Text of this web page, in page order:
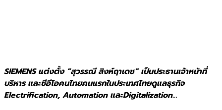
SIEMENS แต่งตั้ง “สุวรรณี สิงห์ฤาเดช” เป็นประธานเจ้าหน้าที่
บริหาร และซีอีโอคนไทยคนแรกในประเทศไทยดูแลธุรกิจ
Electrification, Automation และDigitalization…